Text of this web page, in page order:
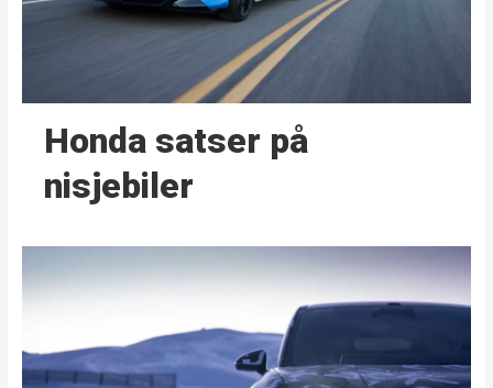
Honda satser på
nisjebiler